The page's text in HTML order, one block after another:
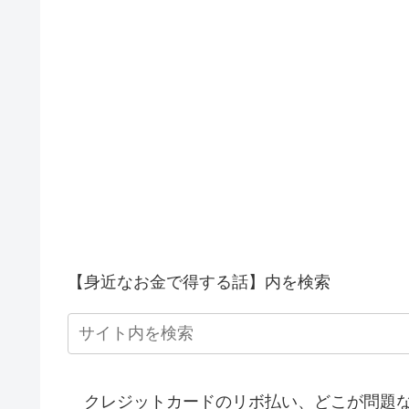
【身近なお金で得する話】内を検索
クレジットカードのリボ払い、どこが問題